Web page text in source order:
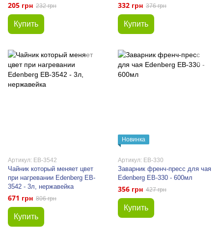
205 грн 232 грн
Купить
332 грн 376 грн
Купить
Артикул: EB-3542
Чайник который меняет цвет
при нагревании Edenberg EB-
3542 - 3л, нержавейка
671 грн 806 грн
Купить
Новинка
Артикул: EB-330
Заварник френч-пресс для чая
Edenberg EB-330 - 600мл
356 грн 427 грн
Купить